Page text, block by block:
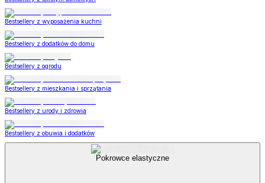
Bestsellery z wyposażenia kuchni
Bestsellery z dodatków do domu
Bestsellery z ogrodu
Bestsellery z mieszkania i sprzątania
Bestsellery z urody i zdrowia
Bestsellery z obuwia i dodatków
Pokrowce elastyczne